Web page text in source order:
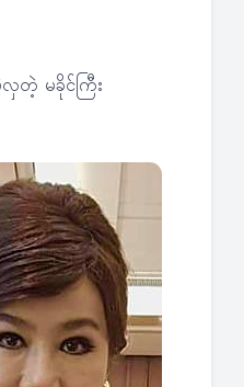
တဲ့ မခိုင်ကြီး